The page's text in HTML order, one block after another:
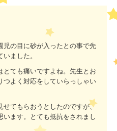
の目に砂が入ったとの事で先
ました。
ても痛いですよね。先生とお
つよく対応をしていらっしゃい
てもらおうとしたのですが、
ます。とても抵抗をされまし